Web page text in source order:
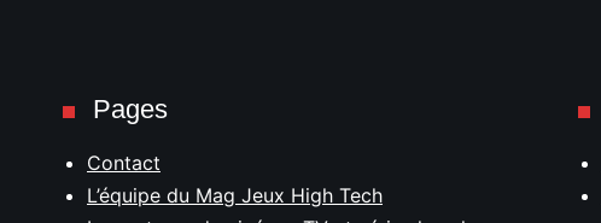
Pages
Contact
L’équipe du Mag Jeux High Tech